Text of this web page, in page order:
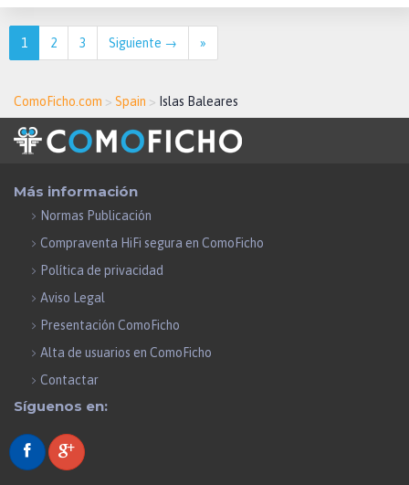
1 2 3 Siguiente → »
ComoFicho.com > Spain > Islas Baleares
Más información
Normas Publicación
Compraventa HiFi segura en ComoFicho
Política de privacidad
Aviso Legal
Presentación ComoFicho
Alta de usuarios en ComoFicho
Contactar
Síguenos en: